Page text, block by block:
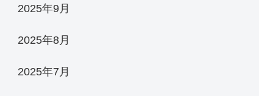
2025年9月
2025年8月
2025年7月